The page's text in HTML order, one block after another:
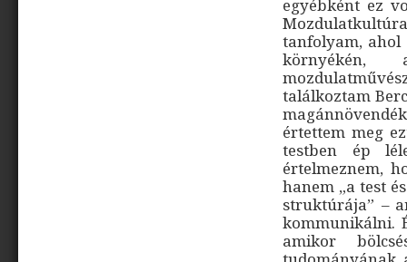
egyébként ez
tanfolyam,
környékén,
találkoztam
értettem meg
testben ép
értelmeznem,
hanem „a test
struktúrája” –
kommunikálni.
amikor